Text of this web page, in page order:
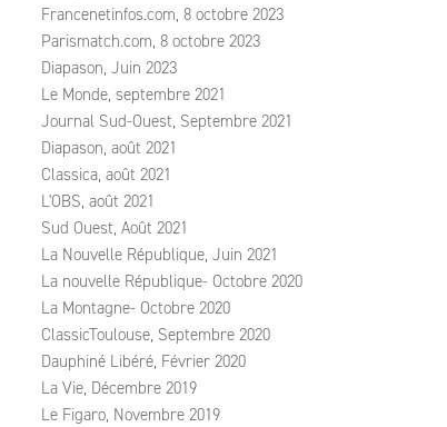
Francenetinfos.com, 8 octobre 2023
Parismatch.com, 8 octobre 2023
Diapason, Juin 2023
Le Monde, septembre 2021
Journal Sud-Ouest, Septembre 2021
Diapason, août 2021
Classica, août 2021
L'OBS, août 2021
Sud Ouest, Août 2021
La Nouvelle République, Juin 2021
La nouvelle République- Octobre 2020
La Montagne- Octobre 2020
ClassicToulouse, Septembre 2020
Dauphiné Libéré, Février 2020
La Vie, Décembre 2019
Le Figaro, Novembre 2019